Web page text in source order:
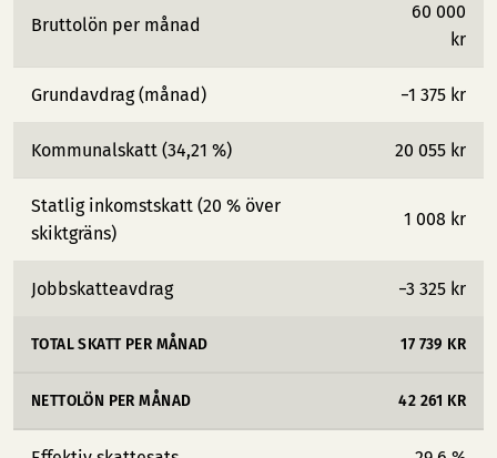
Bruttolön per månad
60 000
kr
Grundavdrag (månad) −1 375 kr
Kommunalskatt (34,21 %) 20 055 kr
Statlig inkomstskatt (20 % över
skiktgräns)
1 008 kr
Jobbskatteavdrag −3 325 kr
TOTAL SKATT PER MÅNAD 17 739 KR
NETTOLÖN PER MÅNAD 42 261 KR